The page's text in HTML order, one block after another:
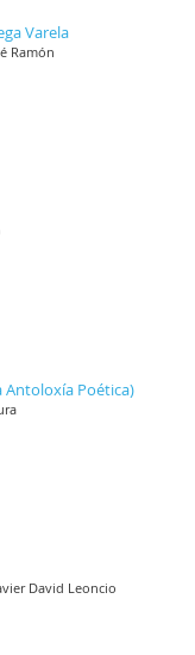
Varela
Ramón
Antoloxía Poética)
David Leoncio